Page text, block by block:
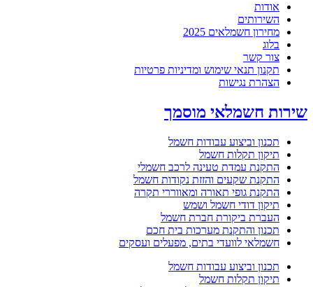
אודות
השירותים
מחירון חשמלאים 2025
בלוג
צור קשר
תקנון תנאי שימוש ומדיניות פרטיות
הצהרת נגישות
שירות חשמלאי מוסמך
תכנון וביצוע עבודות חשמל
תיקון תקלות חשמל
התקנת עמדת טעינה לרכב חשמלי
התקנת שקעים והזזת נקודות חשמל
התקנת גופי תאורה ומאווררי תקרה
תיקון דודי חשמל ושמש
העברת ביקורת חברת חשמל
תכנון והתקנת מערכות בית חכם
חשמלאי לוועדי בתים, מפעלים ועסקים
תכנון וביצוע עבודות חשמל
תיקון תקלות חשמל